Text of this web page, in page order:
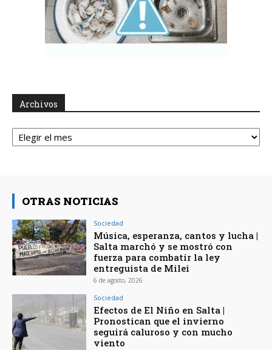
Archivos
Archivos
OTRAS NOTICIAS
Sociedad
Música, esperanza, cantos y lucha |
Salta marchó y se mostró con
fuerza para combatir la ley
entreguista de Milei
6 de agosto, 2026
Sociedad
Efectos de El Niño en Salta |
Pronostican que el invierno
seguirá caluroso y con mucho
viento